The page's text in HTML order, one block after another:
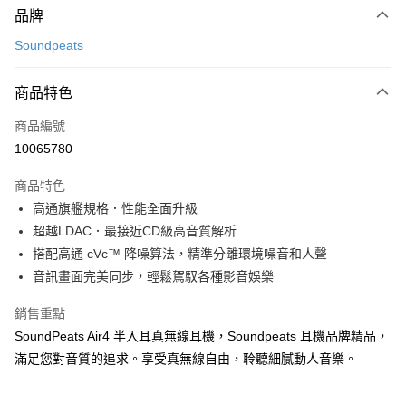
免運費
付款後7-11取貨
宅配
每筆NT$130，滿NT$399(含以上)免運費
品牌
Soundpeats
商品特色
商品編號
10065780
商品特色
高通旗艦規格．性能全面升級
超越LDAC．最接近CD級高音質解析
搭配高通 cVc™ 降噪算法，精準分離環境噪音和人聲
音訊畫面完美同步，輕鬆駕馭各種影音娛樂
銷售重點
SoundPeats Air4 半入耳真無線耳機，Soundpeats 耳機品牌精品，
滿足您對音質的追求。享受真無線自由，聆聽細膩動人音樂。